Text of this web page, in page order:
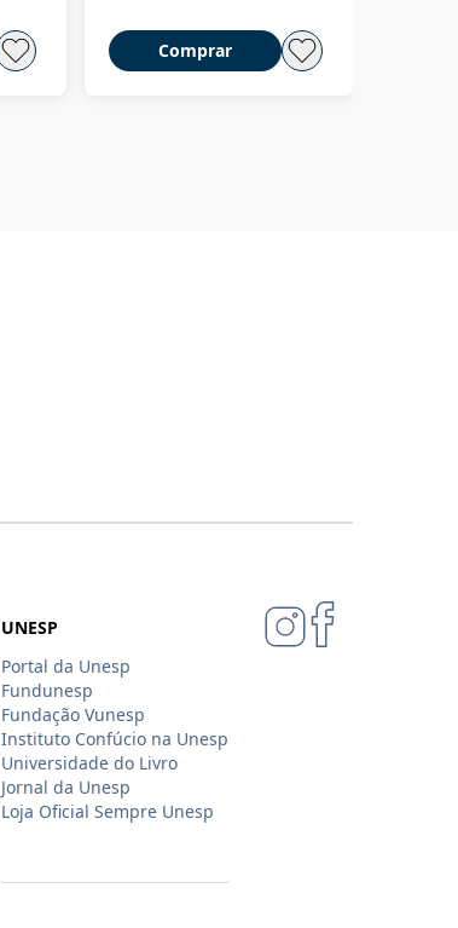
Comprar
UNESP
Portal da Unesp
Fundunesp
Fundação Vunesp
Instituto Confúcio na Unesp
Universidade do Livro
Jornal da Unesp
Loja Oficial Sempre Unesp